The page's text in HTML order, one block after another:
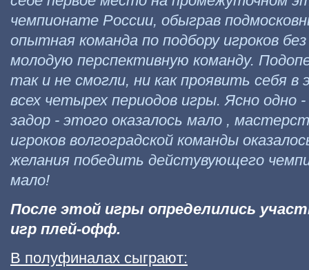
чемпионате России, обыграв
опытная команда по подбору игроков
молодую перспективную команду.
так и не смогли, ни как проявить себя в
всех четырех периодов игры. Ясно одно
задор - этого оказалось мало ,
игроков волгоградской команды
желания победить дейстувующего
мало!
После этой игры определились
игр плей-офф.
В полуфиналах сыграют: